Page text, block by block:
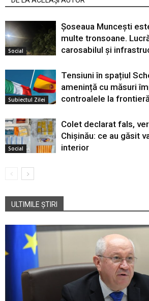
Social
Șoseaua Muncești
multe tronsoane.
carosabilul și
Subiectul Zilei
Tensiuni în spațiul
amenință cu măsuri
controalele la
Social
Colet declarat fals,
Chișinău: ce au găsit
interior
ULTIMILE ȘTIRI